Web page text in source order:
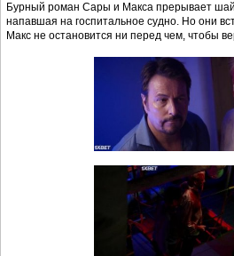
Бурный роман Сары и Макса прерывает
напавшая на госпитальное судно. Но они
Макс не остановится ни перед чем, чтобы